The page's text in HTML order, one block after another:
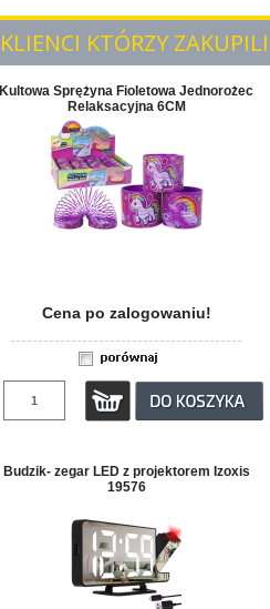
KLIENCI KTÓRZY
Kultowa Sprężyna Fioletowa Jednorożec
Relaksacyjna 6CM
Cena po zalogowaniu!
Budzik- zegar LED z projektorem Izoxis
19576